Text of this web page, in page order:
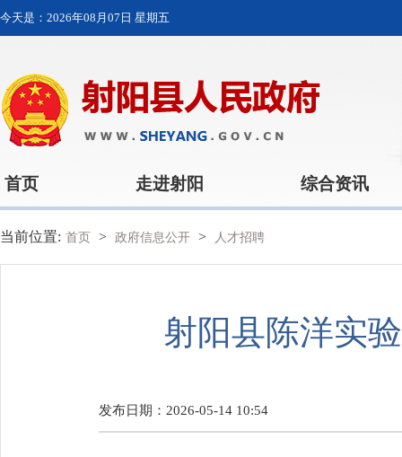
今天是： 2026年08月07日 星期五
首页 走进射阳 综合资讯
当前位置: 首页 > 政府信息公开 > 人才招聘
射阳县陈洋实
发布日期：2026-05-14 10:54